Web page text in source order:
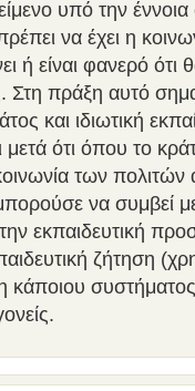
υπό την
να έχει η
ή είναι φανερό ότι
Στη πράξη αυτό
και ιδιωτική
ότι όπου το
των πολιτών
να συμβεί
εκπαιδευτική
ζήτηση
κάποιου